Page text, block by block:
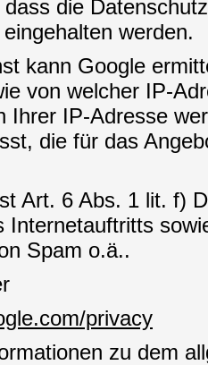
die
werden.
kann Google
von welcher IP-
Ihrer IP-Adresse
die für das
Art. 6 Abs. 1 lit. f)
Internetauftritts
Spam o.ä..
privacy
zu dem